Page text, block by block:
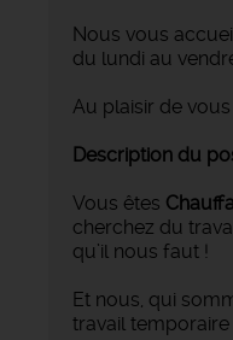
Nous vous
du lundi au
Au plaisir de
Description du
Vous êtes
cherchez du
qu’il nous faut !
Et nous, qui
travail temporaire